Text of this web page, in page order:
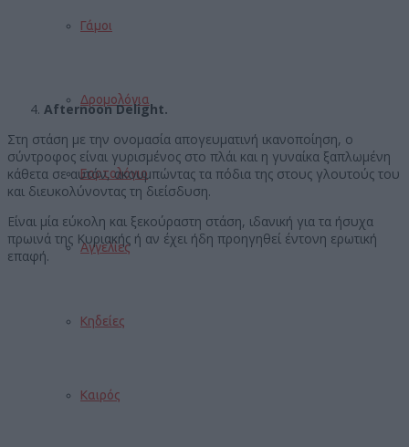
Γάμοι
Δρομολόγια
Εορτολόγιο
Αγγελίες
Κηδείες
Καιρός
Afternoon Delight.
Στη στάση με την ονομασία απογευματινή ικανοποίηση, ο
σύντροφος είναι γυρισμένος στο πλάι και η γυναίκα ξαπλωμένη
κάθετα σε αυτόν, ακουμπώντας τα πόδια της στους γλουτούς του
και διευκολύνοντας τη διείσδυση.
Είναι μία εύκολη και ξεκούραστη στάση, ιδανική για τα ήσυχα
πρωινά της Κυριακής ή αν έχει ήδη προηγηθεί έντονη ερωτική
επαφή.